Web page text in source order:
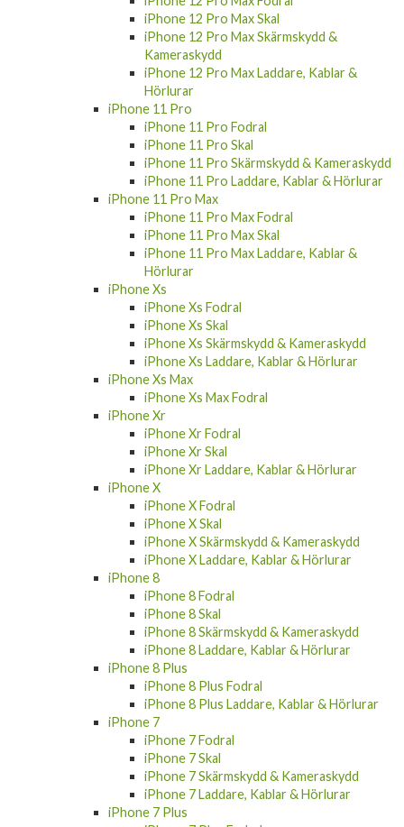
iPhone 12 Pro Max Skärmskydd &
Kameraskydd
iPhone 12 Pro Max Laddare, Kablar &
Hörlurar
iPhone 11 Pro
iPhone 11 Pro Fodral
iPhone 11 Pro Skal
iPhone 11 Pro Skärmskydd & Kameraskydd
iPhone 11 Pro Laddare, Kablar & Hörlurar
iPhone 11 Pro Max
iPhone 11 Pro Max Fodral
iPhone 11 Pro Max Skal
iPhone 11 Pro Max Laddare, Kablar &
Hörlurar
iPhone Xs
iPhone Xs Fodral
iPhone Xs Skal
iPhone Xs Skärmskydd & Kameraskydd
iPhone Xs Laddare, Kablar & Hörlurar
iPhone Xs Max
iPhone Xs Max Fodral
iPhone Xr
iPhone Xr Fodral
iPhone Xr Skal
iPhone Xr Laddare, Kablar & Hörlurar
iPhone X
iPhone X Fodral
iPhone X Skal
iPhone X Skärmskydd & Kameraskydd
iPhone X Laddare, Kablar & Hörlurar
iPhone 8
iPhone 8 Fodral
iPhone 8 Skal
iPhone 8 Skärmskydd & Kameraskydd
iPhone 8 Laddare, Kablar & Hörlurar
iPhone 8 Plus
iPhone 8 Plus Fodral
iPhone 8 Plus Laddare, Kablar & Hörlurar
iPhone 7
iPhone 7 Fodral
iPhone 7 Skal
iPhone 7 Skärmskydd & Kameraskydd
iPhone 7 Laddare, Kablar & Hörlurar
iPhone 7 Plus
iPhone 7 Plus Fodral